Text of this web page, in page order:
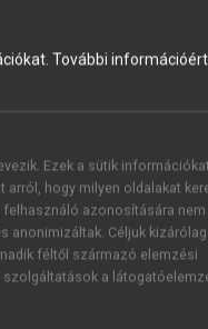
azonosítóddal vagy
vagy
vagy hozz
ÚJ FIÓK
1 óra
További
Ezek a sütik
hogy milyen oldalakat
azonosítására nem
anonimizáltak. Céljuk
féltől származó elemzési
a